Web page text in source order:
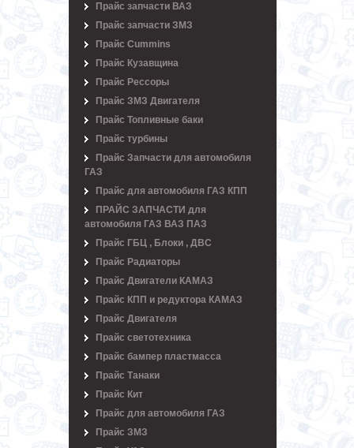
Прайс запчасти ВАЗ
Прайс запчасти ЗМЗ
Прайс Cummins
Прайс Кузавщина
Прайс Рессоры
Прайс ЗМЗ Двигателя
Прайс Топливные баки
Прайс турбины
Прайс Запчасти для автомобиля
ГАЗ
Прайс для автомобиля ГАЗ КПП
ПРАЙС ЗАПЧАСТИ для
автомобиля ГАЗ ВАЗ ПАЗ
Прайс ГБЦ , Блоки , ДВС
Прайс Радиаторы
Прайс Двигатели КАМАЗ
Прайс КПП и редуктора КАМАЗ
Прайс Двигателя
Прайс светотехника
Прайс бампер пластмасса
Прайс Танаки
Прайс Кит
Прайс для автомобиля ГАЗ
Прайс ЗМЗ